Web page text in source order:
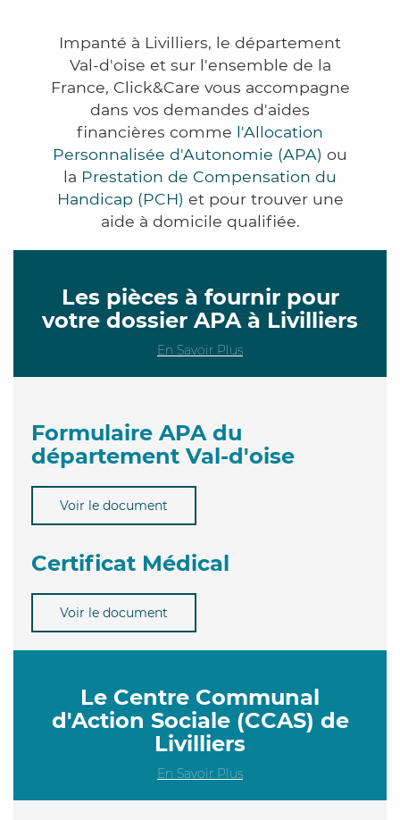
Impanté à Livilliers, le département
Val-d'oise et sur l'ensemble de la
France, Click&Care vous accompagne
dans vos demandes d'aides
financières comme l'Allocation
Personnalisée d'Autonomie (APA) ou
la Prestation de Compensation du
Handicap (PCH) et pour trouver une
aide à domicile qualifiée.
Les pièces à fournir pour
votre dossier APA à Livilliers
En Savoir Plus
Formulaire APA du
département Val-d'oise
Voir le document
Certificat Médical
Voir le document
Le Centre Communal
d'Action Sociale (CCAS) de
Livilliers
En Savoir Plus